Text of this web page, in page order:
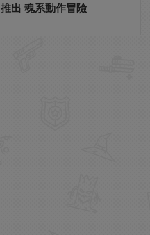
推出 魂系動作冒險